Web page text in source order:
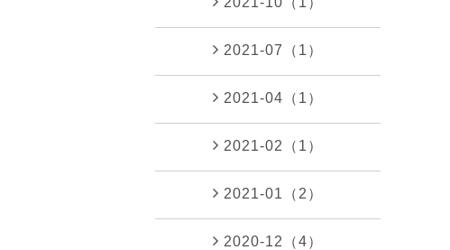
2021-07（1）
2021-04（1）
2021-02（1）
2021-01（2）
2020-12（4）